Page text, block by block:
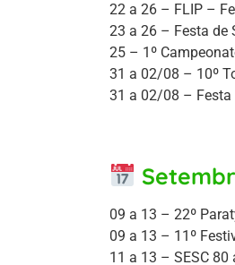
22 a 26 – FLIP –
23 a 26 – Festa de
25 – 1º
31 a 02/08 – 10º
31 a 02/08 – Festa
09 a 13 – 22º
09 a 13 – 11º
11 a 13 – SESC 80